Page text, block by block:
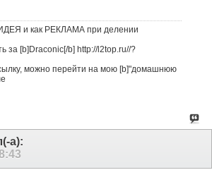
и как РЕКЛАМА при делении
за [b]Draconic[/b] http://l2top.ru//?
можно перейти на мою [b]"домашнюю
а):